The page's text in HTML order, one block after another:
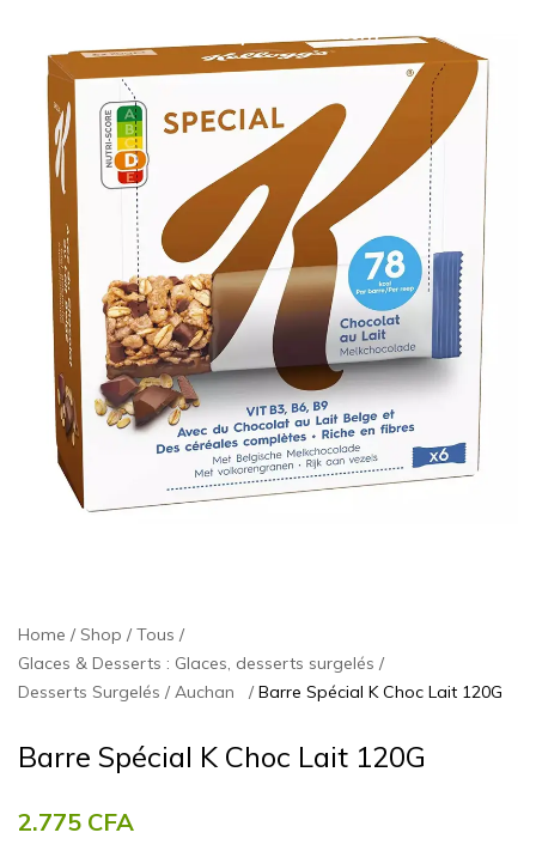
Home Shop
Tous
Glaces & Desserts : Glaces, desserts surgelés
Desserts Surgelés
Auchan Barre Spécial K Choc Lait 120G
Barre Spécial K Choc Lait 120G
2.775 CFA
bonus-supermarche.com